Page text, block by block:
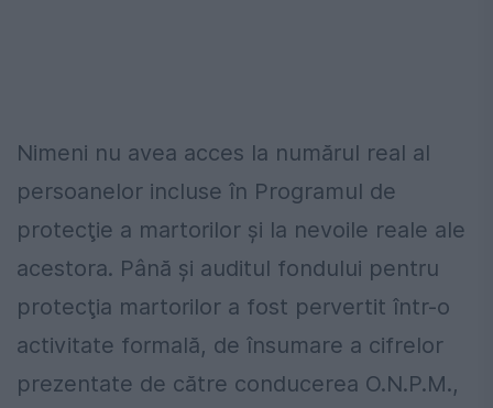
Nimeni nu avea acces la numărul real al
persoanelor incluse în Programul de
protecţie a martorilor şi la nevoile reale ale
acestora. Până şi auditul fondului pentru
protecţia martorilor a fost pervertit într-o
activitate formală, de însumare a cifrelor
prezentate de către conducerea O.N.P.M.,